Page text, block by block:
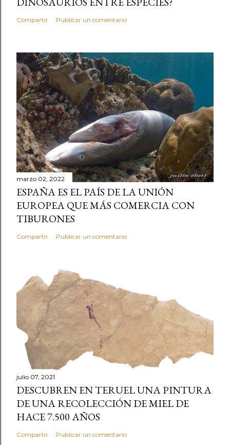
Compartir Publicar un comentario
marzo 02, 2022
ESPAÑA ES EL PAÍS DE LA UNIÓN
EUROPEA QUE MÁS COMERCIA CON
TIBURONES
Compartir Publicar un comentario
julio 07, 2021
DESCUBREN EN TERUEL UNA PINTURA
DE UNA RECOLECCIÓN DE MIEL DE
HACE 7.500 AÑOS
Compartir Publicar un comentario